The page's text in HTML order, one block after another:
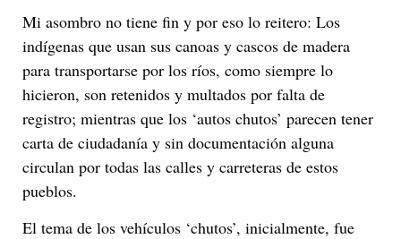
Mi asombro no tiene fin y por eso lo reitero: Los
indígenas que usan sus canoas y cascos de madera
para transportarse por los ríos, como siempre lo
hicieron, son retenidos y multados por falta de
registro; mientras que los ‘autos chutos’ parecen tener
carta de ciudadanía y sin documentación alguna
circulan por todas las calles y carreteras de estos
pueblos.
El tema de los vehículos ‘chutos’, inicialmente, fue